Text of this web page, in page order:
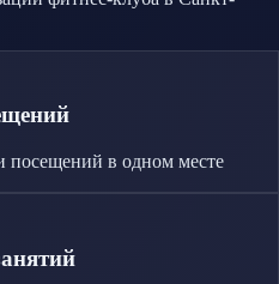
посещений в одном месте